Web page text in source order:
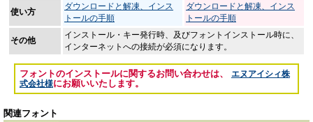
使い方
ダウンロードと解凍、インス
トールの手順
ダウンロードと解凍、インス
トールの手順
その他
インストール・キー発行時、及びフォントインストール時に、
インターネットへの接続が必須になります。
フォントのインストールに関するお問い合わせは、
エヌアイシィ株
式会社様にお願いいたします。
関連フォント